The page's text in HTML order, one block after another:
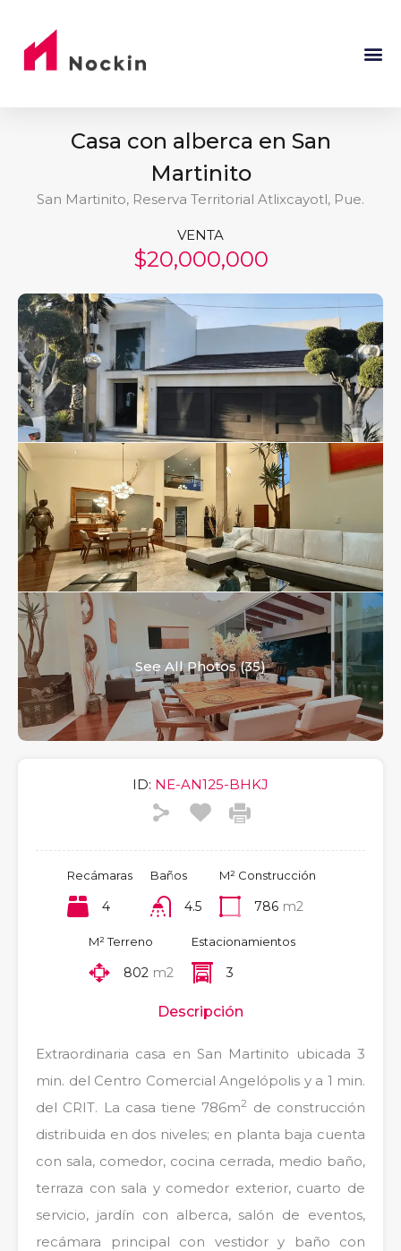
Casa con alberca en San
Martinito
San Martinito, Reserva Territorial Atlixcayotl, Pue.
VENTA
$20,000,000
See All Photos (35)
ID: NE-AN125-BHKJ
Recámaras
4
Baños
4.5
M² Construcción
786 m2
M² Terreno
802 m2
Estacionamientos
3
Descripción
Extraordinaria casa en San Martinito ubicada 3
min. del Centro Comercial Angelópolis y a 1 min.
del CRIT. La casa tiene 786m2 de construcción
distribuida en dos niveles; en planta baja cuenta
con sala, comedor, cocina cerrada, medio baño,
terraza con sala y comedor exterior, cuarto de
servicio, jardín con alberca, salón de eventos,
recámara principal con vestidor y baño con